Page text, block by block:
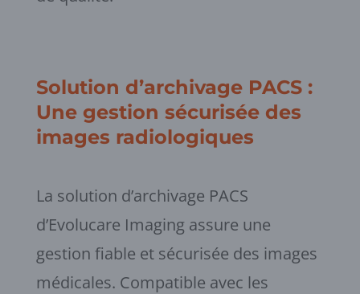
Solution d’archivage PACS:
Une gestion sécurisée des
images radiologiques
La solution d’archivage PACS
d’Evolucare Imaging assure une
gestion fiable et sécurisée des images
médicales. Compatible avec les